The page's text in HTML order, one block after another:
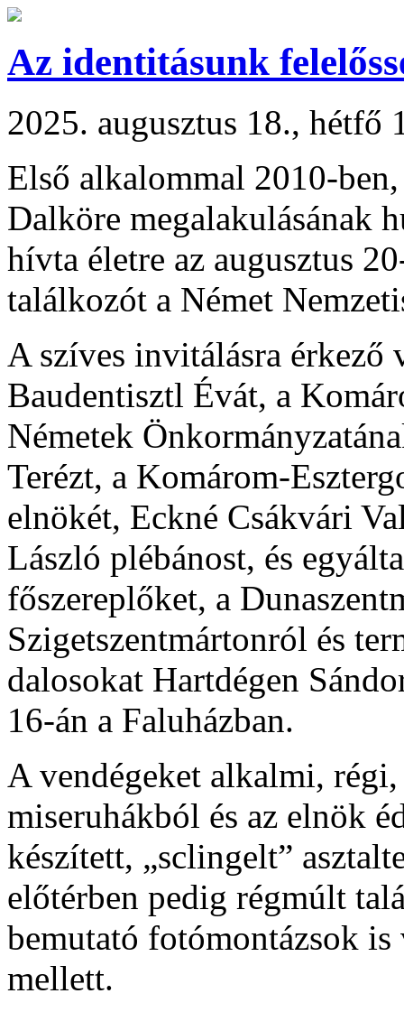
Az identitásunk
2025. augusztus 18., hétfő
Első alkalommal 2010-
Dalköre megalakulásának
hívta életre az augusztus
találkozót a Német
A szíves invitálásra érkező
Baudentisztl Évát, a
Németek
Terézt, a Komárom-
elnökét, Eckné Csákvári
László plébánost, és
főszereplőket, a
Szigetszentmártonról és
dalosokat Hartdégen
16-án a Faluházban.
A vendégeket alkalmi, régi,
miseruhákból és az elnök
készített, „sclingelt”
előtérben pedig régmúlt
bemutató fotómontázsok is
mellett.